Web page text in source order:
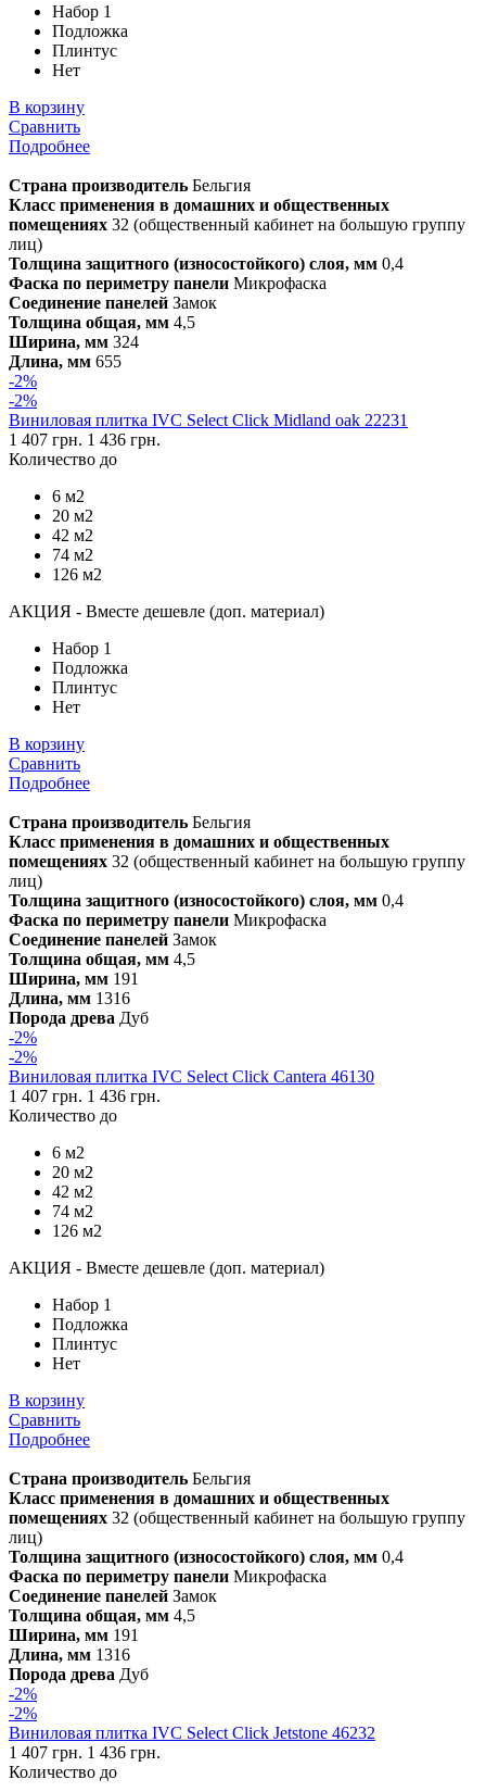
Набор 1
Подложка
Плинтус
Нет
В корзину
Сравнить
Подробнее
Страна производитель Бельгия
Класс применения в домашних и общественных
помещениях 32 (общественный кабинет на большую группу
лиц)
Толщина защитного (износостойкого) слоя, мм 0,4
Фаска по периметру панели Микрофаска
Соединение панелей Замок
Толщина общая, мм 4,5
Ширина, мм 324
Длина, мм 655
-2%
-2%
Виниловая плитка IVC Select Click Midland oak 22231
1 407 грн. 1 436 грн.
Количество до
6 м2
20 м2
42 м2
74 м2
126 м2
АКЦИЯ - Вместе дешевле (доп. материал)
Набор 1
Подложка
Плинтус
Нет
В корзину
Сравнить
Подробнее
Страна производитель Бельгия
Класс применения в домашних и общественных
помещениях 32 (общественный кабинет на большую группу
лиц)
Толщина защитного (износостойкого) слоя, мм 0,4
Фаска по периметру панели Микрофаска
Соединение панелей Замок
Толщина общая, мм 4,5
Ширина, мм 191
Длина, мм 1316
Порода древа Дуб
-2%
-2%
Виниловая плитка IVC Select Click Cantera 46130
1 407 грн. 1 436 грн.
Количество до
6 м2
20 м2
42 м2
74 м2
126 м2
АКЦИЯ - Вместе дешевле (доп. материал)
Набор 1
Подложка
Плинтус
Нет
В корзину
Сравнить
Подробнее
Страна производитель Бельгия
Класс применения в домашних и общественных
помещениях 32 (общественный кабинет на большую группу
лиц)
Толщина защитного (износостойкого) слоя, мм 0,4
Фаска по периметру панели Микрофаска
Соединение панелей Замок
Толщина общая, мм 4,5
Ширина, мм 191
Длина, мм 1316
Порода древа Дуб
-2%
-2%
Виниловая плитка IVC Select Click Jetstone 46232
1 407 грн. 1 436 грн.
Количество до